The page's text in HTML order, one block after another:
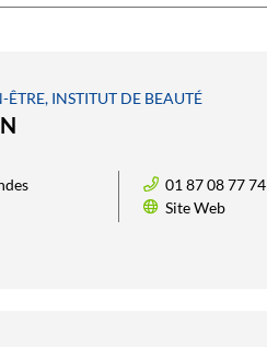
INSTITUT DE BEAUTÉ
01 87 08 77 74
Site Web